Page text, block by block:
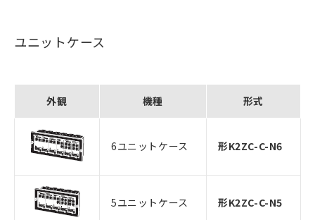
ユニットケース
外観 機種 形式
6ユニットケース 形K2ZC-C-N6
5ユニットケース 形K2ZC-C-N5